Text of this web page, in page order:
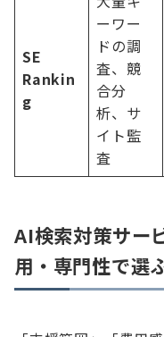
SE
Rankin
g
ーワー
ドの調
査、競
合分
析、サ
イト監
査
AI検索対策サー
用・専門性で選